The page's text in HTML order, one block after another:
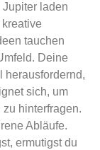
Jupiter laden
tauchen
Deine
herausfordernd,
sich, um
hinterfragen.
Abläufe.
ermutigst du